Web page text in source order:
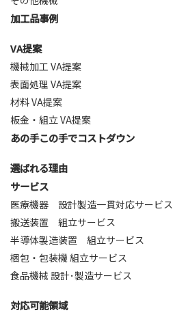
加工品事例
VA提案
機械加工 VA提案
表面処理 VA提案
材料 VA提案
板金・組立 VA提案
あの手この手でコストダウン
選ばれる理由
サービス
医療機器 設計製造一貫対応サービス
搬送装置 組立サービス
半導体製造装置 組立サービス
梱包・包装機 組立サービス
食品機械 設計･製造サービス
対応可能領域